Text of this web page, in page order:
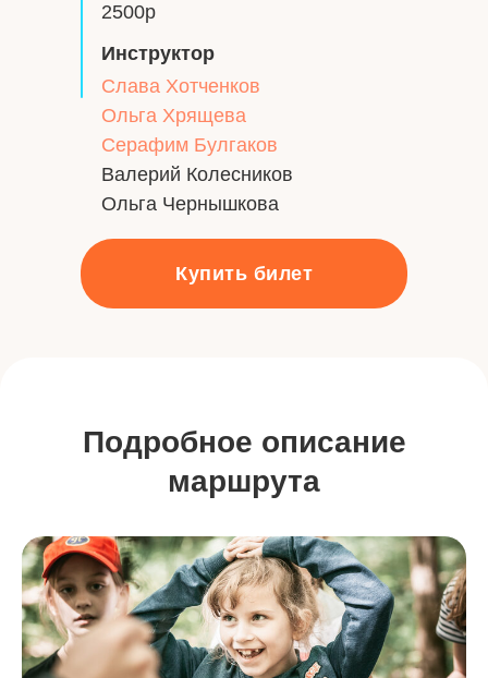
Купить билет
2500р
Инструктор
Слава Хотченков
Ольга Хрящева
Серафим Булгаков
Валерий Колесников
Ольга Чернышкова
Подробное описание
маршрута